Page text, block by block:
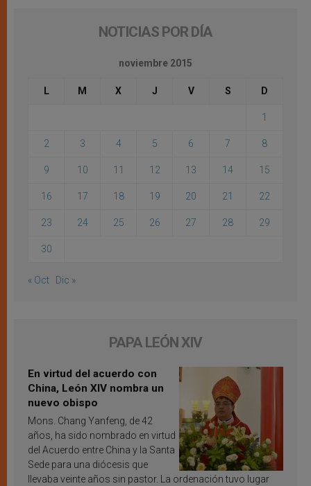
NOTICIAS POR DÍA
noviembre 2015
L M X J V S D
1
2 3 4 5 6 7 8
9 10 11 12 13 14 15
16 17 18 19 20 21 22
23 24 25 26 27 28 29
30
« Oct Dic »
PAPA LEÓN XIV
En virtud del acuerdo con
China, León XIV nombra un
nuevo obispo
Mons. Chang Yanfeng, de 42
años, ha sido nombrado en virtud
del Acuerdo entre China y la Santa
Sede para una diócesis que
llevaba veinte años sin pastor. La ordenación tuvo lugar